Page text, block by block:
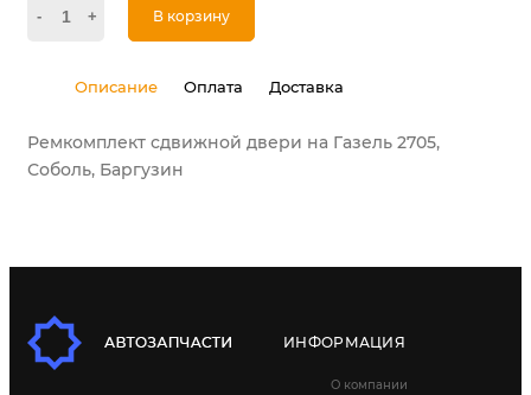
- + В корзину
Описание Оплата Доставка
Ремкомплект сдвижной двери на Газель 2705,
Соболь, Баргузин
ИНФОРМАЦИЯ
О компании